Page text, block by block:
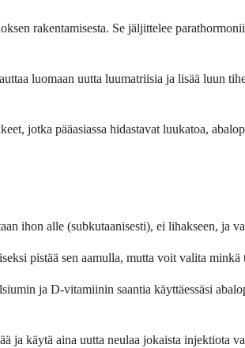
rakentamisesta. Se jäljittelee
luomaan uutta luumatriisia ja lisää luun
jotka pääasiassa hidastavat luukatoa,
ihon alle (subkutaanisesti), ei lihakseen, ja
pistää sen aamulla, mutta voit valita
ja D-vitamiinin saantia käyttäessäsi
ja käytä aina uutta neulaa jokaista injektiota